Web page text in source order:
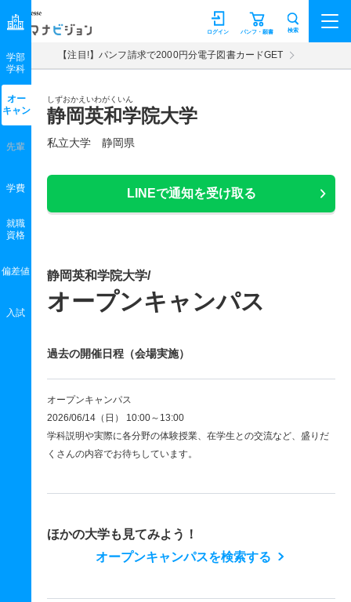
マナビジョン パンフ・願書
ログイン 検索
【注目!】パンフ請求で2000円分電子図書カードGET
しずおかえいわがくいん
静岡英和学院大学
私立大学 静岡県
LINEで通知を受け取る
学部
学科
オー
キャン
先輩
学費
就職
資格
偏差値
入試
静岡英和学院大学/
オープンキャンパス
過去の開催日程（会場実施）
オープンキャンパス
2026/06/14（日） 10:00～13:00
学科説明や実際に各分野の体験授業、在学生との交流など、盛りだ
くさんの内容でお待ちしています。
ほかの大学も見てみよう！
オープンキャンパスを検索する